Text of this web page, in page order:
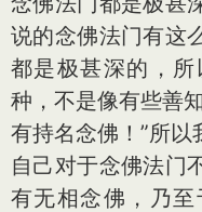
说的念佛法门有这
都是极甚深的，
种，不是像有些善
有持名念佛！”所
自己对于念佛法门
有无相念佛，乃